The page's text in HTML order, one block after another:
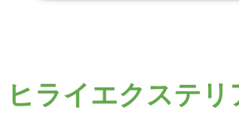
ヒライエクステリ